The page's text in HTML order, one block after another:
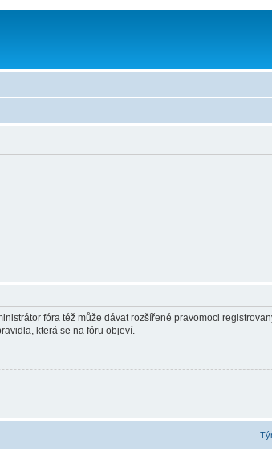
fóra též může dávat rozšířené pravomoci
která se na fóru objeví.